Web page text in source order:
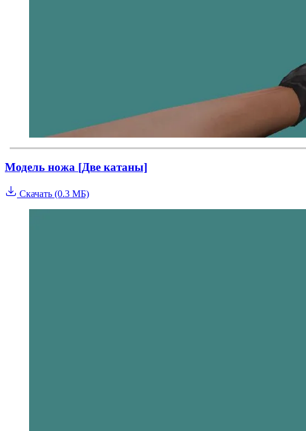
Модель ножа [Две катаны]
Скачать (0.3 МБ)